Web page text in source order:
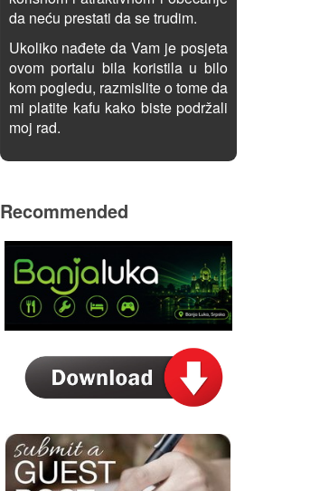
da neću prestati da se trudim.
Ukoliko nađete da Vam je posjeta
ovom portalu bila koristila u bilo
kom pogledu, razmislite o tome da
mi platite kafu kako biste podržali
moj rad.
Recommended